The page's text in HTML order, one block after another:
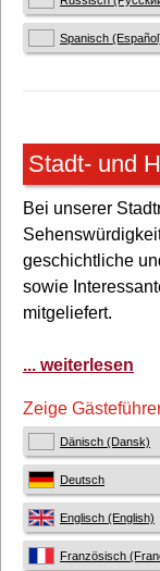
Spanisch
Stadt- und
Bei unserer
geschichtliche
sowie
mitgeliefert.
... weiterlesen
Zeige
Dänisch (Dansk)
Deutsch
Englisch (English)
Französisch